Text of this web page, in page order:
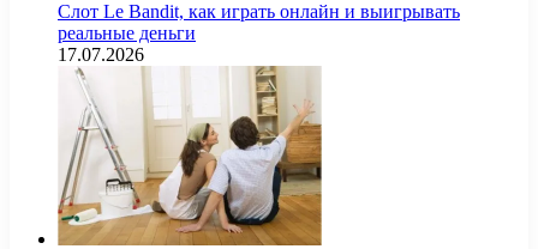
Слот Le Bandit, как играть онлайн и выигрывать
реальные деньги
17.07.2026